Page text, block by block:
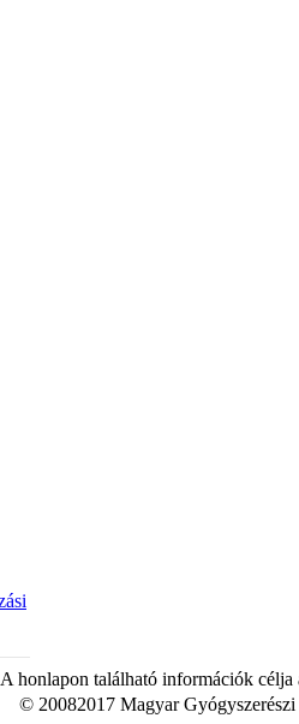
A honlapon található információk célja
© 20082017 Magyar